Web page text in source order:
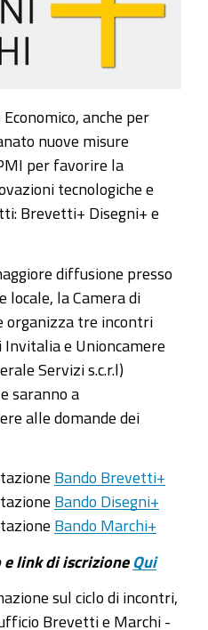
anche per
nuove misure
per favorire la
tecnologiche e
Brevetti+ Disegni+ e
diffusione presso
locale, la Camera di
organizza tre incontri
e Unioncamere
Servizi s.c.r.l)
saranno a
alle domande dei
Bando Brevetti+
Bando Disegni+
Bando Marchi+
link di iscrizione Qui
sul ciclo di incontri,
Brevetti e Marchi -